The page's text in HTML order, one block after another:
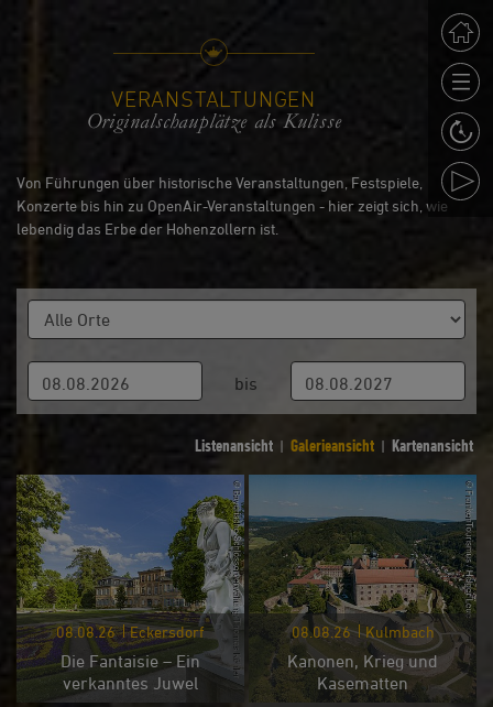
VERANSTALTUNGEN
Originalschauplätze als Kulisse
Von Führungen über historische Veranstaltungen, Festspiele,
Konzerte bis hin zu OpenAir-Veranstaltungen - hier zeigt sich, wie
lebendig das Erbe der Hohenzollern ist.
bis
Listenansicht | Galerieansicht | Kartenansicht
08.08.26 Eckersdorf
Die Fantaisie – Ein
verkanntes Juwel
08.08.26 Kulmbach
Kanonen, Krieg und
Kasematten